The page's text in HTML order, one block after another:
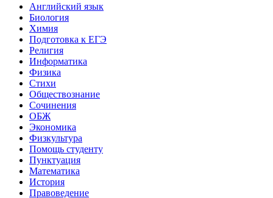
Английский язык
Биология
Химия
Подготовка к ЕГЭ
Религия
Информатика
Физика
Стихи
Обществознание
Сочинения
ОБЖ
Экономика
Физкультура
Помощь студенту
Пунктуация
Математика
История
Правоведение